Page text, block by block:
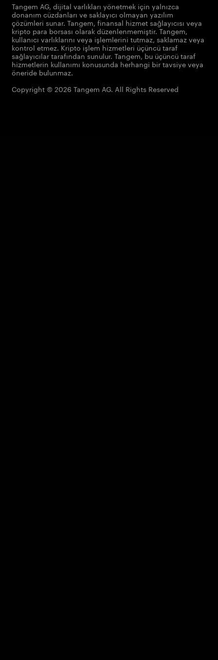
Tangem AG, dijital varlıkları yönetmek için yalnızca
donanım cüzdanları ve saklayıcı olmayan yazılım
çözümleri sunar. Tangem, finansal hizmet sağlayıcısı veya
kripto para borsası olarak düzenlenmemiştir. Tangem,
kullanıcı varlıklarını veya işlemlerini tutmaz, saklamaz veya
kontrol etmez. Kripto işlem hizmetleri üçüncü taraf
sağlayıcılar tarafından sunulur. Tangem, bu üçüncü taraf
hizmetlerin kullanımı konusunda herhangi bir tavsiye veya
öneride bulunmaz.